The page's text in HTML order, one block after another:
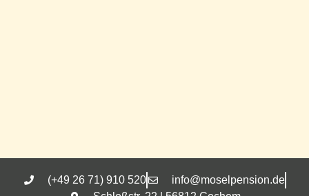
(+49 26 71) 910 520
info@moselpension.de